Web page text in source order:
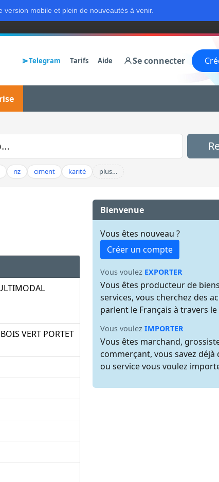
version mobile et plein de nouveautés à venir.
Telegram Tarifs Aide Se connecter
riz ciment karité plus…
VERT PORTET
Bienvenue
Vous êtes nouveau ?
Créer un compte
Vous voulez EXPORTER
Vous êtes producteur de
services, vous cherchez des
parlent le Français à travers
Vous voulez IMPORTER
Vous êtes marchand,
commerçant, vous savez
ou service vous voulez